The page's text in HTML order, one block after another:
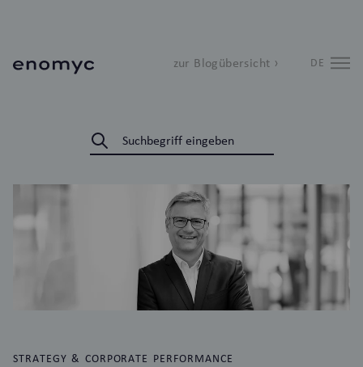
zur Blogübersicht › DE
STRATEGY & CORPORATE PERFORMANCE